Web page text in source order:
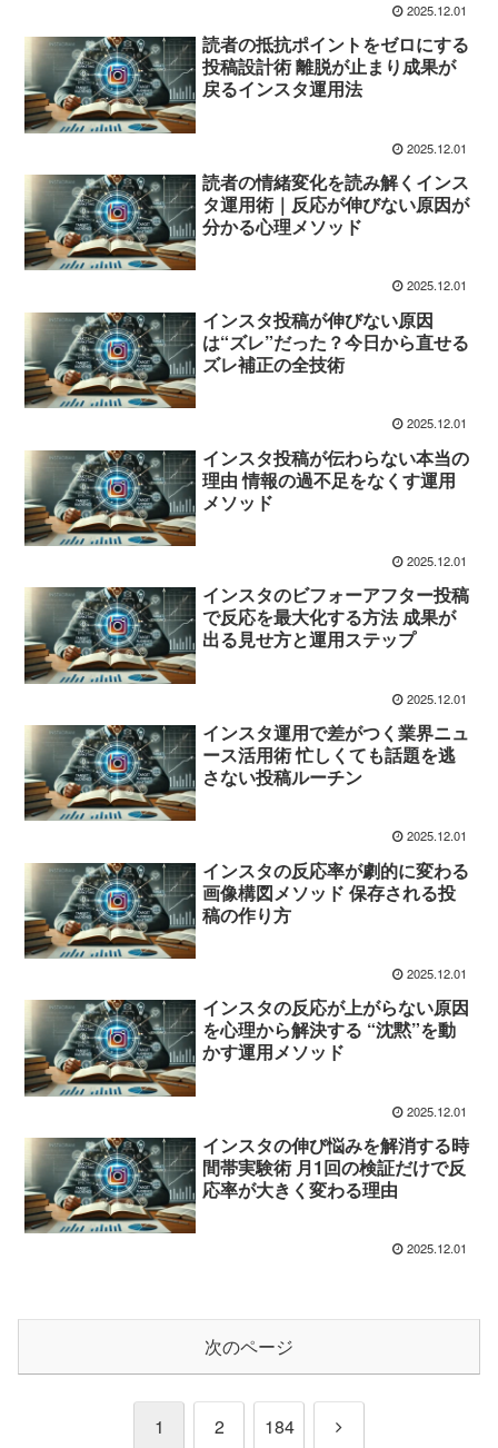
2025.12.01
読者の抵抗ポイントをゼロにする
投稿設計術 離脱が止まり成果が
戻るインスタ運用法
2025.12.01
読者の情緒変化を読み解くインス
タ運用術｜反応が伸びない原因が
分かる心理メソッド
2025.12.01
インスタ投稿が伸びない原因
は“ズレ”だった？今日から直せる
ズレ補正の全技術
2025.12.01
インスタ投稿が伝わらない本当の
理由 情報の過不足をなくす運用
メソッド
2025.12.01
インスタのビフォーアフター投稿
で反応を最大化する方法 成果が
出る見せ方と運用ステップ
2025.12.01
インスタ運用で差がつく業界ニュ
ース活用術 忙しくても話題を逃
さない投稿ルーチン
2025.12.01
インスタの反応率が劇的に変わる
画像構図メソッド 保存される投
稿の作り方
2025.12.01
インスタの反応が上がらない原因
を心理から解決する “沈黙”を動
かす運用メソッド
2025.12.01
インスタの伸び悩みを解消する時
間帯実験術 月1回の検証だけで反
応率が大きく変わる理由
2025.12.01
次のページ
1 2 184 次